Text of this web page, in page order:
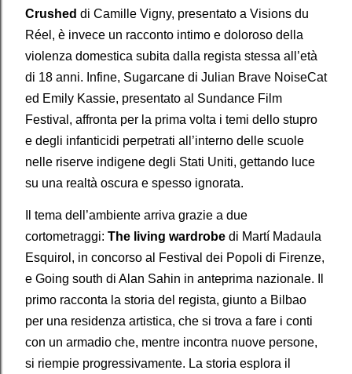
Crushed di Camille Vigny, presentato a Visions du
Réel, è invece un racconto intimo e doloroso della
violenza domestica subita dalla regista stessa all’età
di 18 anni. Infine, Sugarcane di Julian Brave NoiseCat
ed Emily Kassie, presentato al Sundance Film
Festival, affronta per la prima volta i temi dello stupro
e degli infanticidi perpetrati all’interno delle scuole
nelle riserve indigene degli Stati Uniti, gettando luce
su una realtà oscura e spesso ignorata.
Il tema dell’ambiente arriva grazie a due
cortometraggi: The living wardrobe di Martí Madaula
Esquirol, in concorso al Festival dei Popoli di Firenze,
e Going south di Alan Sahin in anteprima nazionale. Il
primo racconta la storia del regista, giunto a Bilbao
per una residenza artistica, che si trova a fare i conti
con un armadio che, mentre incontra nuove persone,
si riempie progressivamente. La storia esplora il